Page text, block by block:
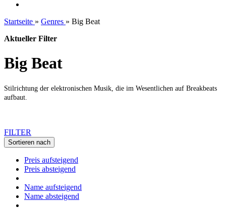
Startseite » Genres » Big Beat
Aktueller Filter
Big Beat
Stilrichtung der elektronischen Musik, die im Wesentlichen auf Breakbeats
aufbaut.
FILTER
Sortieren nach
Preis aufsteigend
Preis absteigend
Name aufsteigend
Name absteigend